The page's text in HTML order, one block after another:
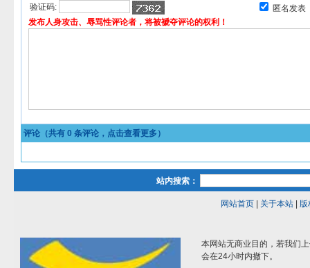
验证码:
匿名发表
发布人身攻击、辱骂性评论者，将被褫夺评论的权利！
评论（共有 0 条评论，点击查看更多）
站内搜索：
网站首页| 关于本站| 版
本网站无商业目的，若我们
会在24小时内撤下。